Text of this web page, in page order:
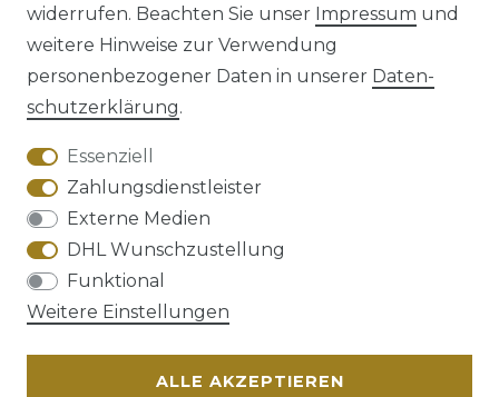
AGB Barrierefreiheitserklärung
Widerrufs­recht
widerrufen. Beachten Sie unser Impressum und
weitere Hinweise zur Verwendung
personenbezogener Daten in unserer Daten­
schutz­erklärung.
Essenziell
Zahlungsdienstleister
Externe Medien
DHL Wunschzustellung
Funktional
Weitere Einstellungen
ALLE AKZEPTIEREN